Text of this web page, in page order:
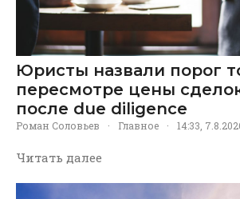
Юристы назвали порог
пересмотре цены
после due diligence
Роман Соловьев · Главное · 14:33,
Читать далее